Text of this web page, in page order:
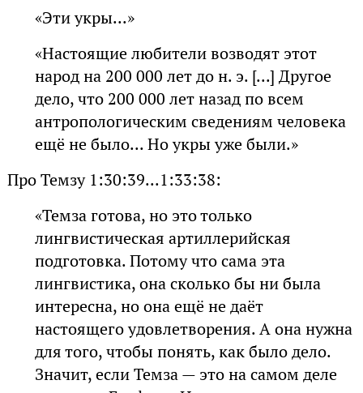
«Эти укры...»
«Настоящие любители возводят этот
народ на 200 000 лет до н. э. [...] Другое
дело, что 200 000 лет назад по всем
антропологическим сведениям человека
ещё не было... Но укры уже были.»
Про Темзу 1:30:39...1:33:38:
«Темза готова, но это только
лингвистическая артиллерийская
подготовка. Потому что сама эта
лингвистика, она сколько бы ни была
интересна, но она ещё не даёт
настоящего удовлетворения. А она нужна
для того, чтобы понять, как было дело.
Значит, если Темза — это на самом деле